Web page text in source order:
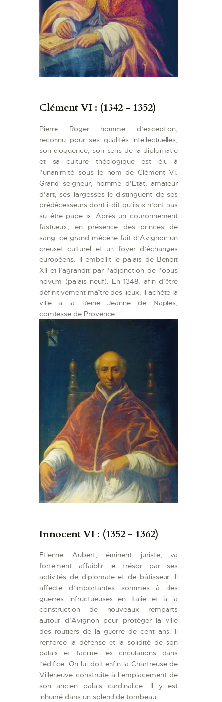
Clément VI : (1342 - 1352)
Pierre Roger homme d’exception,
reconnu pour ses qualités intellectuelles,
son éloquence, son sens de la diplomatie
et sa culture théologique est élu à
l’unanimité sous le nom de Clément VI.
Grand seigneur, homme d’Etat, amateur
d’art, ses largesses le distinguent de ses
prédécesseurs dont il dit qu’ils « n’ont pas
su être pape ». Après un couronnement
fastueux, en présence des princes de
sang, ce grand mécène fait d’Avignon un
creuset culturel et un foyer d’échanges
européens. Il embellit le palais de Benoit
XII et l’agrandit par l’adjonction de l’opus
novum (palais neuf). En 1348, afin d’être
définitivement maître des lieux, il achète la
ville à la Reine Jeanne de Naples,
comtesse de Provence.
Innocent VI : (1352 - 1362)
Etienne Aubert, éminent juriste, va
fortement affaiblir le trésor par ses
activités de diplomate et de bâtisseur. Il
affecte d’importantes sommes à des
guerres infructueuses en Italie et à la
construction de nouveaux remparts
autour d’Avignon pour protéger la ville
des routiers de la guerre de cent ans. Il
renforce la défense et la solidité de son
palais et facilite les circulations dans
l’édifice. On lui doit enfin la Chartreuse de
Villeneuve construite à l‘emplacement de
son ancien palais cardinalice. Il y est
inhumé dans un splendide tombeau.